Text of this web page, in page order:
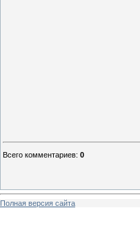
Всего комментариев: 0
Полная версия сайта